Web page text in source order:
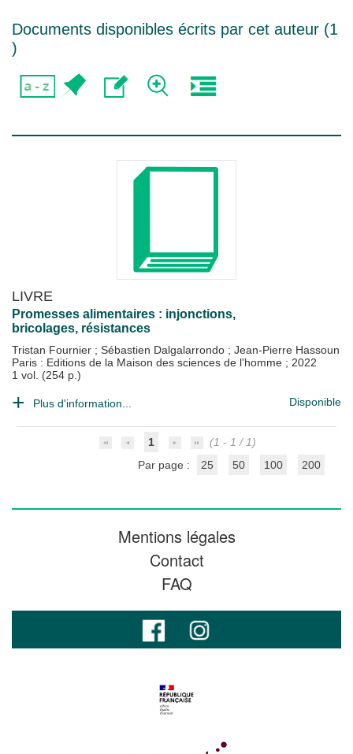
Documents disponibles écrits par cet auteur (1
)
LIVRE
Promesses alimentaires : injonctions,
bricolages, résistances
Tristan Fournier ; Sébastien Dalgalarrondo ; Jean-Pierre Hassoun
Paris : Editions de la Maison des sciences de l'homme ; 2022
1 vol. (254 p.)
Plus d'information... Disponible
1
(1 - 1 / 1)
Par page :
25 50 100 200
Mentions légales
Contact
FAQ